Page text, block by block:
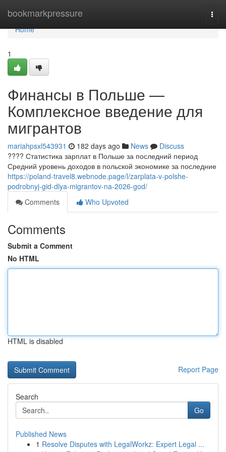
bookmarkpressure
Home
Home
1
Финансы в Польше —
Комплексное введение для
мигрантов
mariahpsxl543931 182 days ago News
Discuss
???? Статистика зарплат в Польше за последний период
Средний уровень доходов в польской экономике за последние
https://poland-travel8.webnode.page/l/zarplata-v-polshe-
podrobnyj-gid-dlya-migrantov-na-2026-god/
Comments
Who Upvoted
Comments
Submit a Comment
No HTML
HTML is disabled
Report Page
Search
Go
Published News
1 Resolve Disputes with LegalWorkz: Expert Legal ...